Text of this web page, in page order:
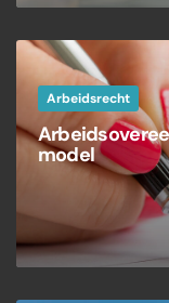
Arbeidsrecht
model